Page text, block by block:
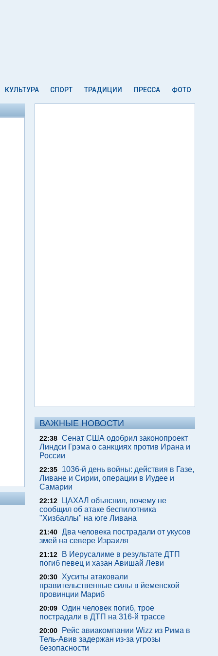
КУЛЬТУРА СПОРТ ТРАДИЦИИ ПРЕССА ФОТО
ВАЖНЫЕ НОВОСТИ
22:38 Сенат США одобрил законопроект
Линдси Грэма о санкциях против Ирана и
России
22:35
1036-й день войны: действия в Газе,
Ливане и Сирии, операции в Иудее и
Самарии
22:12
ЦАХАЛ объяснил, почему не
сообщил об атаке беспилотника
"Хизбаллы" на юге Ливана
21:40 Два человека пострадали от укусов
змей на севере Израиля
21:12
В Иерусалиме в результате ДТП
погиб певец и хазан Авишай Леви
20:30
Хуситы атаковали
правительственные силы в йеменской
провинции Мариб
20:09 Один человек погиб, трое
пострадали в ДТП на 316-й трассе
20:00
Рейс авиакомпании Wizz из Рима в
Тель-Авив задержан из-за угрозы
безопасности